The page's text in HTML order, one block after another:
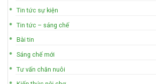
Tin tức sự kiện
Tin tức – sáng chế
Bài tin
Sáng chế mới
Tư vấn chăn nuôi